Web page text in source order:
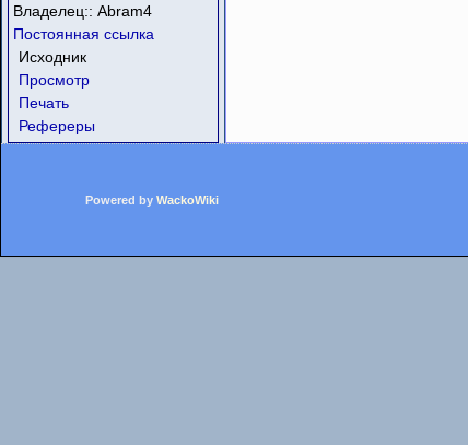
Владелец:: Abram4
Постоянная ссылка
Исходник
Просмотр
Печать
Рефереры
Powered by WackoWiki